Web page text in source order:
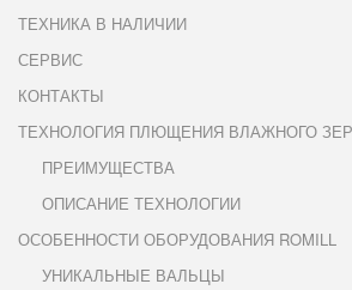
ТЕХНИКА В НАЛИЧИИ
СЕРВИС
КОНТАКТЫ
ТЕХНОЛОГИЯ ПЛЮЩЕНИЯ ВЛАЖНОГО
ПРЕИМУЩЕСТВА
ОПИСАНИЕ ТЕХНОЛОГИИ
ОСОБЕННОСТИ ОБОРУДОВАНИЯ ROMILL
УНИКАЛЬНЫЕ ВАЛЬЦЫ